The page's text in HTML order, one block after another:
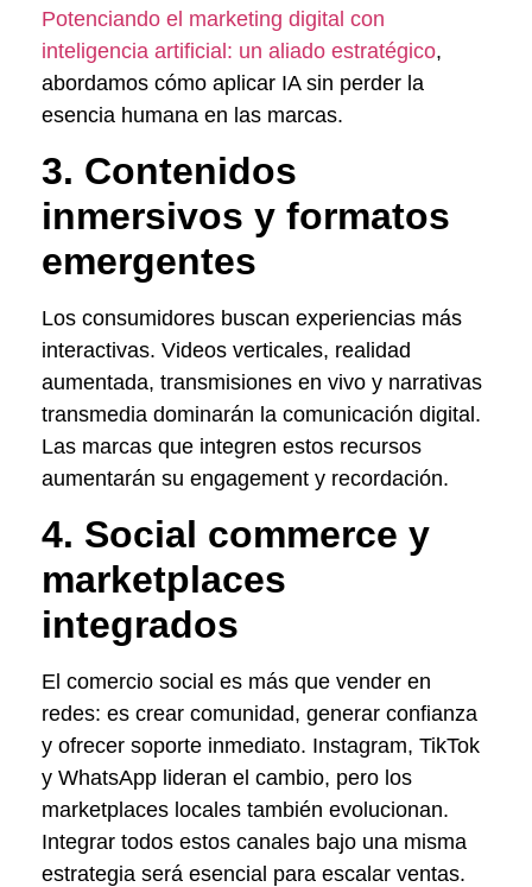
Potenciando el marketing digital con
inteligencia artificial: un aliado estratégico,
abordamos cómo aplicar IA sin perder la
esencia humana en las marcas.
3. Contenidos
inmersivos y formatos
emergentes
Los consumidores buscan experiencias más
interactivas. Videos verticales, realidad
aumentada, transmisiones en vivo y narrativas
transmedia dominarán la comunicación digital.
Las marcas que integren estos recursos
aumentarán su engagement y recordación.
4. Social commerce y
marketplaces
integrados
El comercio social es más que vender en
redes: es crear comunidad, generar confianza
y ofrecer soporte inmediato. Instagram, TikTok
y WhatsApp lideran el cambio, pero los
marketplaces locales también evolucionan.
Integrar todos estos canales bajo una misma
estrategia será esencial para escalar ventas.